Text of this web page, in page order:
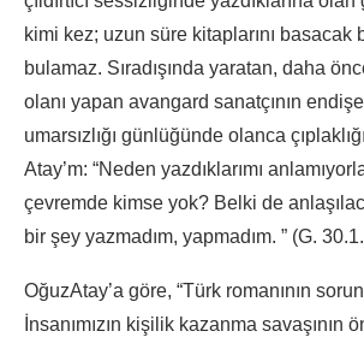
kimi kez; uzun süre kitaplarını basacak
bulamaz. Sıradışında yaratan, daha
olanı yapan avangard sanatçının
umarsızlığı günlüğünde olanca
Atay’m: “Neden yazdıklarımı
çevremde kimse yok? Belki de
bir şey yazmadım, yapmadım. ” (G.
OğuzAtay’a göre, “Türk romanının
İnsanımızın kişilik kazanma savaşının